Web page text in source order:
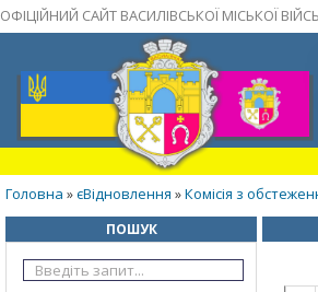
ОФІЦІЙНИЙ САЙТ ВАСИЛІВСЬКОЇ МІСЬКОЇ
Головна »єВідновлення »Комісія з
ПОШУК